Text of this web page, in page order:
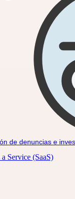
de denuncias e
Service (SaaS)